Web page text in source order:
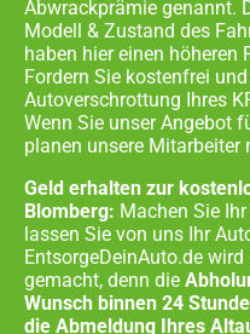
Abwrackprämie genannt.
Modell & Zustand des
haben hier einen höheren
Fordern Sie kostenfrei
Autoverschrottung Ihres
Wenn Sie unser Angebot
planen unsere Mitarbeiter
Geld erhalten zur
Blomberg: Machen Sie
lassen Sie von uns Ihr
EntsorgeDeinAuto.de
gemacht, denn die
Wunsch binnen 24
die Abmeldung Ihres